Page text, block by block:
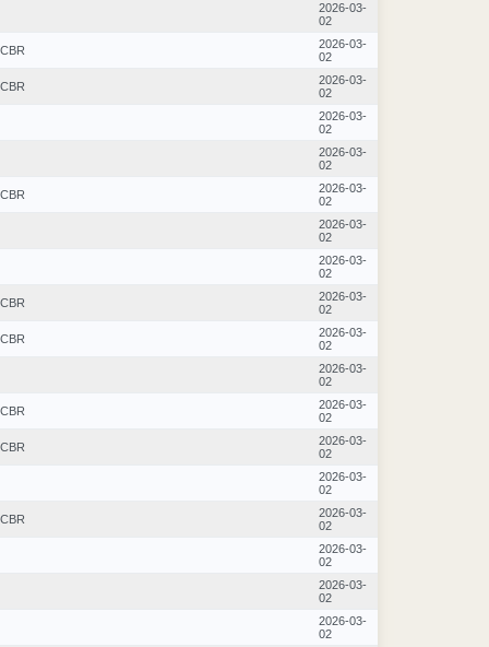
2026-03-
02
CBR
2026-03-
02
CBR
2026-03-
02
2026-03-
02
2026-03-
02
CBR
2026-03-
02
2026-03-
02
2026-03-
02
CBR
2026-03-
02
CBR
2026-03-
02
2026-03-
02
CBR
2026-03-
02
CBR
2026-03-
02
2026-03-
02
CBR
2026-03-
02
2026-03-
02
2026-03-
02
2026-03-
02